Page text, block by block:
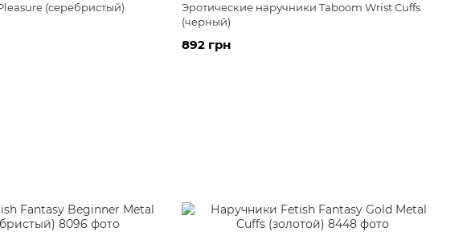
(серебристый)
Эротические наручники Taboom Wrist Cuffs
(черный)
892 грн